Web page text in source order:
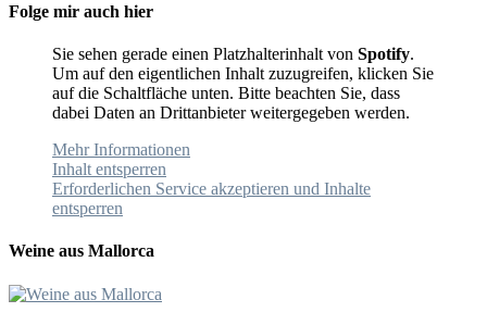
Folge mir auch hier
Sie sehen gerade einen Platzhalterinhalt von Spotify.
Um auf den eigentlichen Inhalt zuzugreifen, klicken Sie
auf die Schaltfläche unten. Bitte beachten Sie, dass
dabei Daten an Drittanbieter weitergegeben werden.
Mehr Informationen
Inhalt entsperren
Erforderlichen Service akzeptieren und Inhalte
entsperren
Weine aus Mallorca